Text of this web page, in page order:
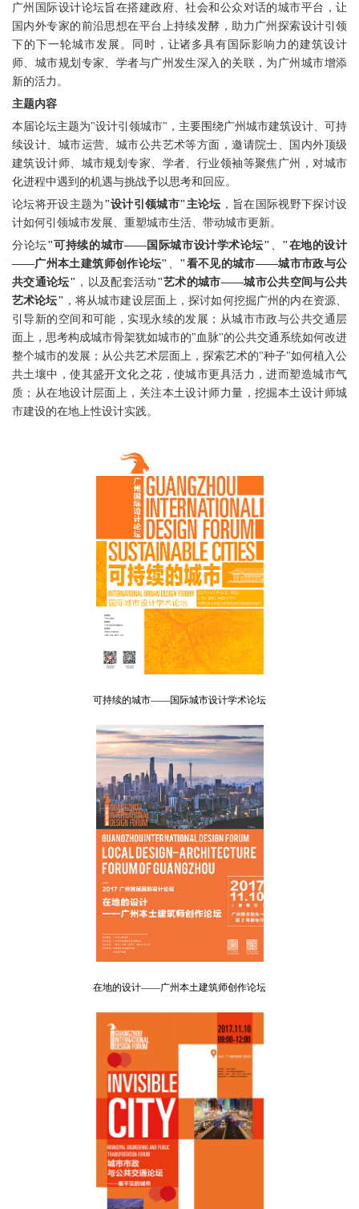
广州国际设计论坛旨在搭建政府、社会和公众对话的城市平台，让
国内外专家的前沿思想在平台上持续发酵，助力广州探索设计引领
下的下一轮城市发展。同时，让诸多具有国际影响力的建筑设计
师、城市规划专家、学者与广州发生深入的关联，为广州城市增添
新的活力。
主题内容
本届论坛主题为"设计引领城市"，主要围绕广州城市建筑设计、可持
续设计、城市运营、城市公共艺术等方面，邀请院士、国内外顶级
建筑设计师、城市规划专家、学者、行业领袖等聚焦广州，对城市
化进程中遇到的机遇与挑战予以思考和回应。
论坛将开设主题为 "设计引领城市"主论坛 ，旨在国际视野下探讨设
计如何引领城市发展、重塑城市生活、带动城市更新。
分论坛"可持续的城市——国际城市设计学术论坛"
"在地的设计
——广州本土建筑师创作论坛"
"看不见的城市——城市市政与公
共交通论坛" ，以及配套活动 "艺术的城市——城市公共空间与公共
艺术论坛" ，将从城市建设层面上，探讨如何挖掘广州的内在资源、
引导新的空间和可能，实现永续的发展；从城市市政与公共交通层
面上，思考构成城市骨架犹如城市的"血脉"的公共交通系统如何改进
整个城市的发展；从公共艺术层面上，探索艺术的"种子"如何植入公
共土壤中，使其盛开文化之花，使城市更具活力，进而塑造城市气
质；从在地设计层面上，关注本土设计师力量，挖掘本土设计师城
市建设的在地上性设计实践。
可持续的城市——国际城市设计学术论坛
在地的设计——广州本土建筑师创作论坛